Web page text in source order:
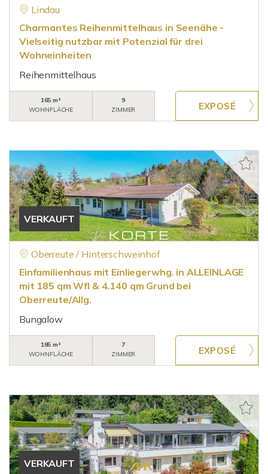
Lindau
Charmantes Reihenmittelhaus in Seenähe -
Vielseitig nutzbar mit Potenzial für drei
Wohneinheiten
Reihenmittelhaus
165 m²
WOHNFLÄCHE
9
ZIMMER
VERKAUFT
Oberreute / Hinterschweinhöf
Einfamilienhaus mit Einliegerwhg. in ALLEINLAGE
mit 185 qm Wfl & 4.140 qm Grund bei
Oberreute/Allg.
Bungalow
185 m²
WOHNFLÄCHE
7
ZIMMER
VERKAUFT